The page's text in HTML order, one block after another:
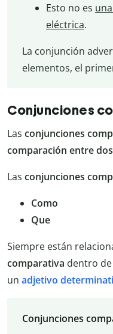
Esto no es
eléctrica.
La conjunción
elementos, el
Conjunciones
Las conjunciones
comparación entre
Las conjunciones
Como
Que
Siempre están
comparativa dentro
un adjetivo
Conjunciones